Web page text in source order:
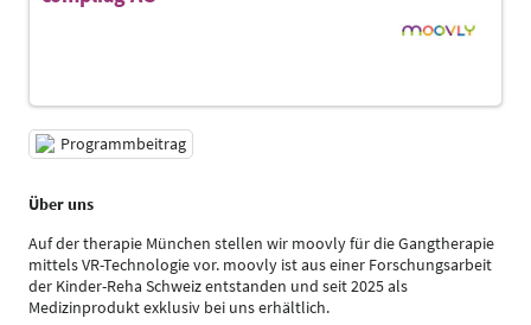
Programmbeitrag
Über uns
Auf der therapie München stellen wir moovly für die Gangtherapie
mittels VR-Technologie vor. moovly ist aus einer Forschungsarbeit
der Kinder-Reha Schweiz entstanden und seit 2025 als
Medizinprodukt exklusiv bei uns erhältlich.